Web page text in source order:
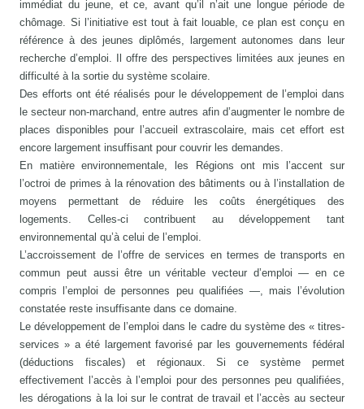
immédiat du jeune, et ce, avant qu’il n’ait une longue période de
chômage. Si l’initiative est tout à fait louable, ce plan est conçu en
référence à des jeunes diplômés, largement autonomes dans leur
recherche d’emploi. Il offre des perspectives limitées aux jeunes en
difficulté à la sortie du système scolaire.
Des efforts ont été réalisés pour le développement de l’emploi dans
le secteur non-marchand, entre autres afin d’augmenter le nombre de
places disponibles pour l’accueil extrascolaire, mais cet effort est
encore largement insuffisant pour couvrir les demandes.
En matière environnementale, les Régions ont mis l’accent sur
l’octroi de primes à la rénovation des bâtiments ou à l’installation de
moyens permettant de réduire les coûts énergétiques des
logements. Celles-ci contribuent au développement tant
environnemental qu’à celui de l’emploi.
L’accroissement de l’offre de services en termes de transports en
commun peut aussi être un véritable vecteur d’emploi — en ce
compris l’emploi de personnes peu qualifiées —, mais l’évolution
constatée reste insuffisante dans ce domaine.
Le développement de l’emploi dans le cadre du système des « titres-
services » a été largement favorisé par les gouvernements fédéral
(déductions fiscales) et régionaux. Si ce système permet
effectivement l’accès à l’emploi pour des personnes peu qualifiées,
les dérogations à la loi sur le contrat de travail et l’accès au secteur